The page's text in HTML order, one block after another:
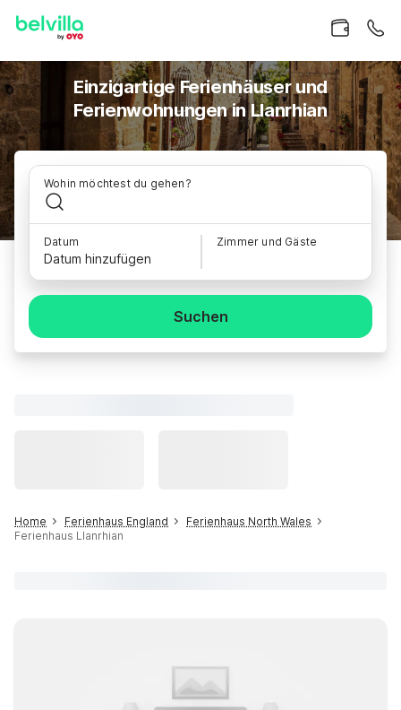
Einzigartige Ferienhäuser und
Ferienwohnungen in Llanrhian
Wohin möchtest du gehen?
Datum
Datum hinzufügen
Zimmer und Gäste
Suchen
Home Ferienhaus England
Ferienhaus North Wales
Ferienhaus Llanrhian